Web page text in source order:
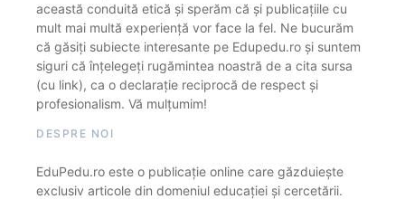
această conduită etică și sperăm că și publicațiile cu
mult mai multă experiență vor face la fel. Ne bucurăm
că găsiți subiecte interesante pe Edupedu.ro și suntem
siguri că înțelegeți rugămintea noastră de a cita sursa
(cu link), ca o declarație reciprocă de respect și
profesionalism. Vă mulțumim!
DESPRE NOI
EduPedu.ro este o publicație online care găzduiește
exclusiv articole din domeniul educației și cercetării.